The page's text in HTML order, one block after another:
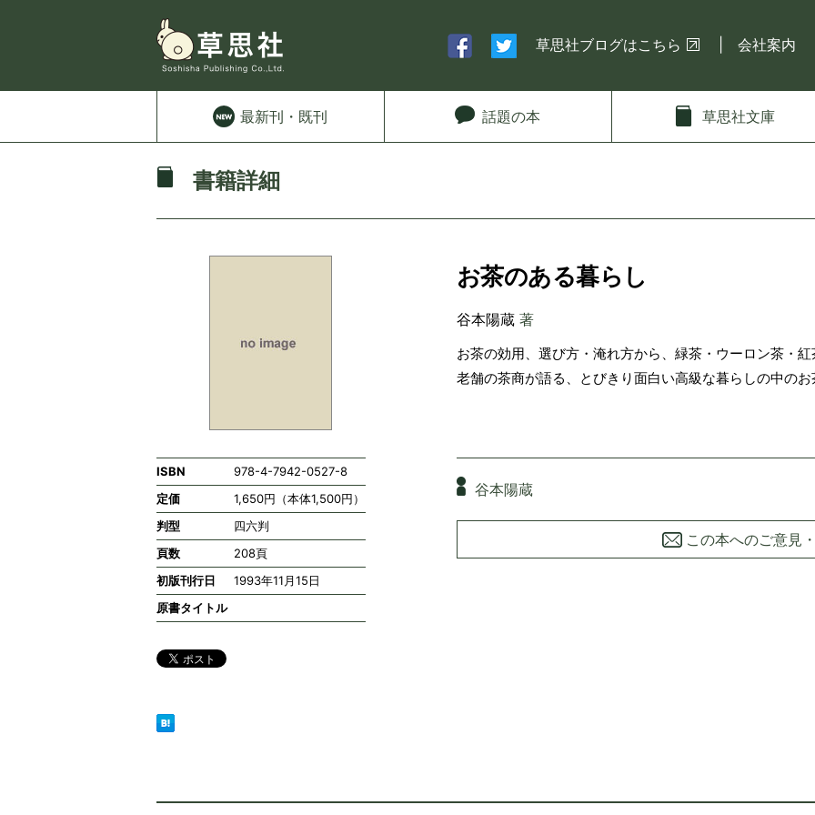
草思社ブログはこちら 会社案内
最新刊 ・既刊 話題の本 草思社文庫
書籍詳細
お茶のある暮らし
谷本陽蔵 著
お茶の効用、選び方・淹れ方から、緑茶・ウーロン茶・
老舗の茶商が語る、とびきり面白い高級な暮らしの中の
ISBN
978-4-7942-0527-8
定価
1,650円（本体1,500円）
判型
四六判
頁数
208頁
初版刊行日
1993年11月15日
原書タイトル
谷本陽蔵
この本へのご意見